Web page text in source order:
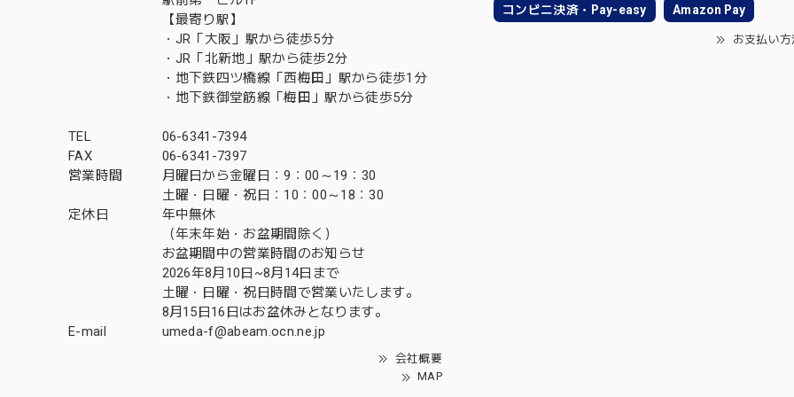
【最寄り駅】
・JR「大阪」駅から徒歩5分
・JR「北新地」駅から徒歩2分
・地下鉄四ツ橋線「西梅田」駅から徒歩1分
・地下鉄御堂筋線「梅田」駅から徒歩5分
TEL
06-6341-7394
FAX
06-6341-7397
営業時間
月曜日から金曜日：9：00～19：30
土曜・日曜・祝日：10：00～18：30
定休日
年中無休
（年末年始・お盆期間除く）
お盆期間中の営業時間のお知らせ
2026年8月10日~8月14日まで
土曜・日曜・祝日時間で営業いたします。
8月15日16日はお盆休みとなります。
E-mail
umeda-f@abeam.ocn.ne.jp
会社概要
MAP
コンビニ決済・Pay-easy Amazon Pay
お支払い